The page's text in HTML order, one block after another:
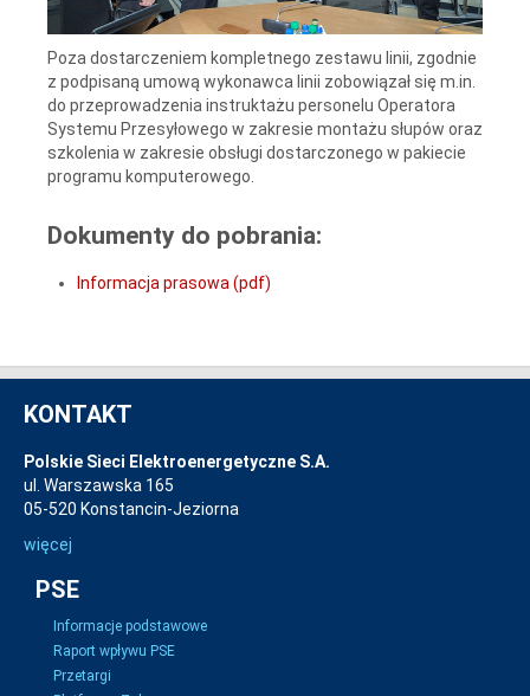
Poza dostarczeniem kompletnego zestawu linii, zgodnie
z podpisaną umową wykonawca linii zobowiązał się m.in.
do przeprowadzenia instruktażu personelu Operatora
Systemu Przesyłowego w zakresie montażu słupów oraz
szkolenia w zakresie obsługi dostarczonego w pakiecie
programu komputerowego.
Dokumenty do pobrania:
Informacja prasowa (pdf)
KONTAKT
Polskie Sieci Elektroenergetyczne S.A.
ul. Warszawska 165
05-520 Konstancin-Jeziorna
więcej
PSE
Informacje podstawowe
Raport wpływu PSE
Przetargi